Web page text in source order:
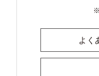
よく